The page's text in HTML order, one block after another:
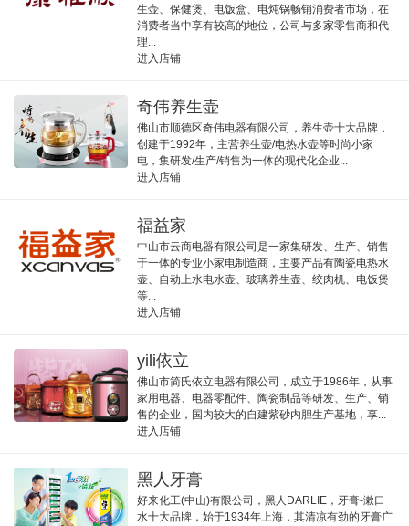
生壶、保健煲、电饭盒、电炖锅畅销消费者市场，在
消费者当中享有较高的地位，公司与多家零售商和代
理...
进入店铺
奇伟养生壶
佛山市顺德区奇伟电器有限公司，养生壶十大品牌，
创建于1992年，主营养生壶/电热水壶等时尚小家
电，集研发/生产/销售为一体的现代化企业...
进入店铺
福益家
中山市云商电器有限公司是一家集研发、生产、销售
于一体的专业小家电制造商，主要产品有陶瓷电热水
壶、自动上水电水壶、玻璃养生壶、绞肉机、电饭煲
等...
进入店铺
yili依立
佛山市简氏依立电器有限公司，成立于1986年，从事
家用电器、电器零配件、陶瓷制品等研发、生产、销
售的企业，国内较大的自建紫砂内胆生产基地，享...
进入店铺
黑人牙膏
好来化工(中山)有限公司，黑人DARLIE，牙膏-漱口
水十大品牌，始于1934年上海，其清凉有劲的牙膏广